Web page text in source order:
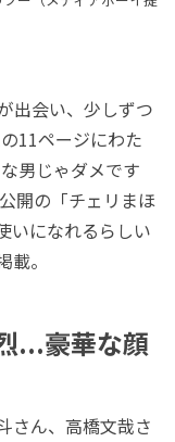
出会い、少しずつ
11ページにわた
男じゃダメです
開の「チェリまほ
いになれるらしい
。
...豪華な顔
さん、高橋文哉さ